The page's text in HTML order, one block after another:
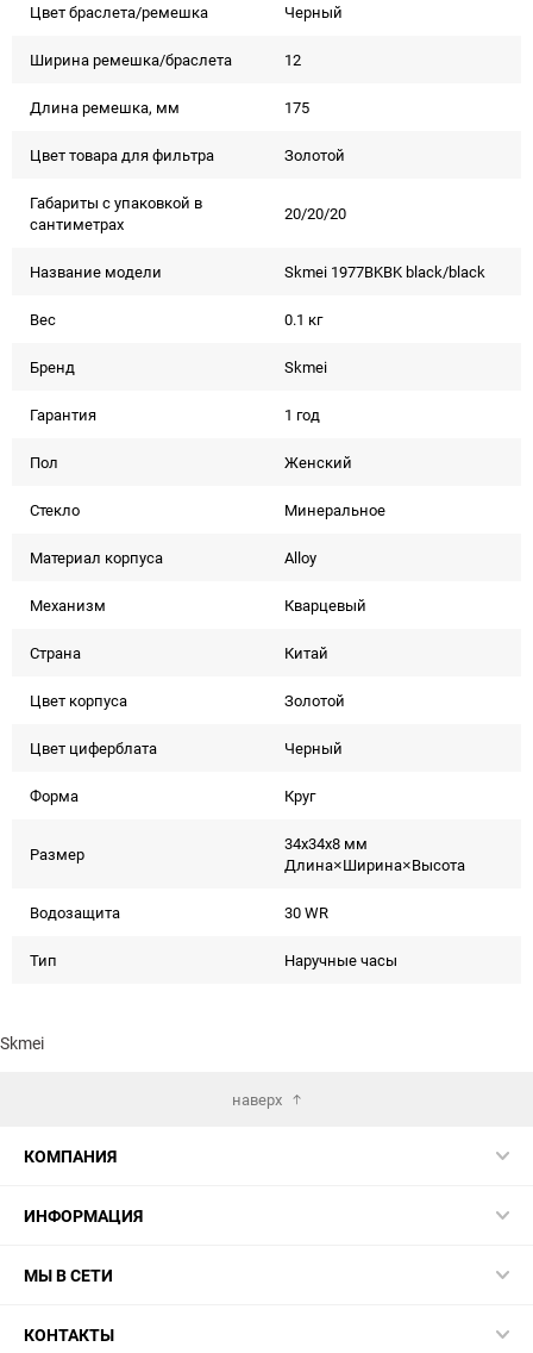
Цвет браслета/ремешка Черный
Ширина ремешка/браслета 12
Длина ремешка, мм 175
Цвет товара для фильтра Золотой
Габариты с упаковкой в
сантиметрах
20/20/20
Название модели Skmei 1977BKBK black/black
Вес 0.1 кг
Бренд Skmei
Гарантия 1 год
Пол Женский
Стекло Минеральное
Материал корпуса Alloy
Механизм Кварцевый
Страна Китай
Цвет корпуса Золотой
Цвет циферблата Черный
Форма Круг
Размер
34x34x8 мм
Длина×Ширина×Высота
Водозащита 30 WR
Тип Наручные часы
Skmei
наверх
КОМПАНИЯ
ИНФОРМАЦИЯ
МЫ В СЕТИ
КОНТАКТЫ